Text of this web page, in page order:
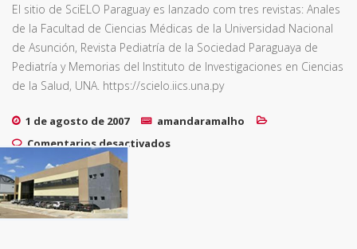
El sitio de SciELO Paraguay es lanzado com tres revistas: Anales
de la Facultad de Ciencias Médicas de la Universidad Nacional
de Asunción, Revista Pediatría de la Sociedad Paraguaya de
Pediatría y Memorias del Instituto de Investigaciones en Ciencias
de la Salud, UNA. https://scielo.iics.una.py
1 de agosto de 2007
amandaramalho
Comentarios desactivadosen Sitio SciELO Paraguay es